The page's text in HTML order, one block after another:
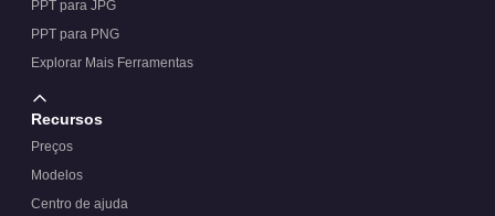
PPT para JPG
PPT para PNG
Explorar Mais Ferramentas
Recursos
Preços
Modelos
Centro de ajuda